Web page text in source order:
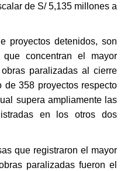
de S/ 5,135 millones a
proyectos detenidos, son
concentran el mayor
paralizadas al cierre
de 358 proyectos respecto
supera ampliamente las
en los otros dos
que registraron el mayor
paralizadas fueron el